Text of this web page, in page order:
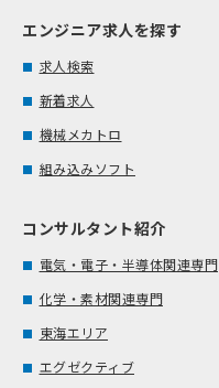
エンジニア求人を探す
求人検索
新着求人
機械メカトロ
組み込みソフト
コンサルタント紹介
電気・電子・半導体関連専門
化学・素材関連専門
東海エリア
エグゼクティブ